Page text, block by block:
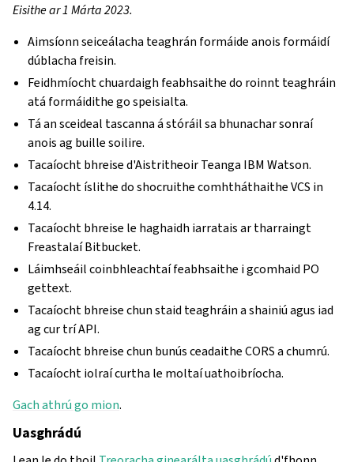
Eisithe ar 1 Márta 2023.
Aimsíonn seiceálacha teaghrán formáide anois formáidí
dúblacha freisin.
Feidhmíocht chuardaigh feabhsaithe do roinnt teaghráin
atá formáidithe go speisialta.
Tá an sceideal tascanna á stóráil sa bhunachar sonraí
anois ag buille soilire.
Tacaíocht bhreise d'Aistritheoir Teanga IBM Watson.
Tacaíocht íslithe do shocruithe comhtháthaithe VCS in
4.14.
Tacaíocht bhreise le haghaidh iarratais ar tharraingt
Freastalaí Bitbucket.
Láimhseáil coinbhleachtaí feabhsaithe i gcomhaid PO
gettext.
Tacaíocht bhreise chun staid teaghráin a shainiú agus iad
ag cur trí API.
Tacaíocht bhreise chun bunús ceadaithe CORS a chumrú.
Tacaíocht iolraí curtha le moltaí uathoibríocha.
Gach athrú go mion.
Uasghrádú